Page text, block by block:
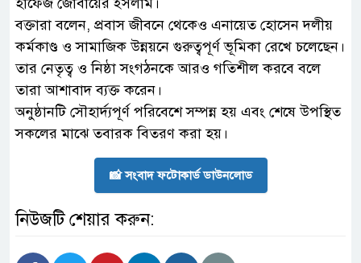
বক্তারা বলেন, প্রবাস জীবনে থেকেও এনায়েত হোসেন দলীয়
কর্মকাণ্ড ও সামাজিক উন্নয়নে গুরুত্বপূর্ণ ভূমিকা রেখে চলেছেন।
তার নেতৃত্ব ও নিষ্ঠা সংগঠনকে আরও গতিশীল করবে বলে
তারা আশাবাদ ব্যক্ত করেন।
অনুষ্ঠানটি সৌহার্দ্যপূর্ণ পরিবেশে সম্পন্ন হয় এবং শেষে উপস্থিত
সকলের মাঝে তবারক বিতরণ করা হয়।
📸 সংবাদ ফটোকার্ড ডাউনলোড
নিউজটি শেয়ার করুন: